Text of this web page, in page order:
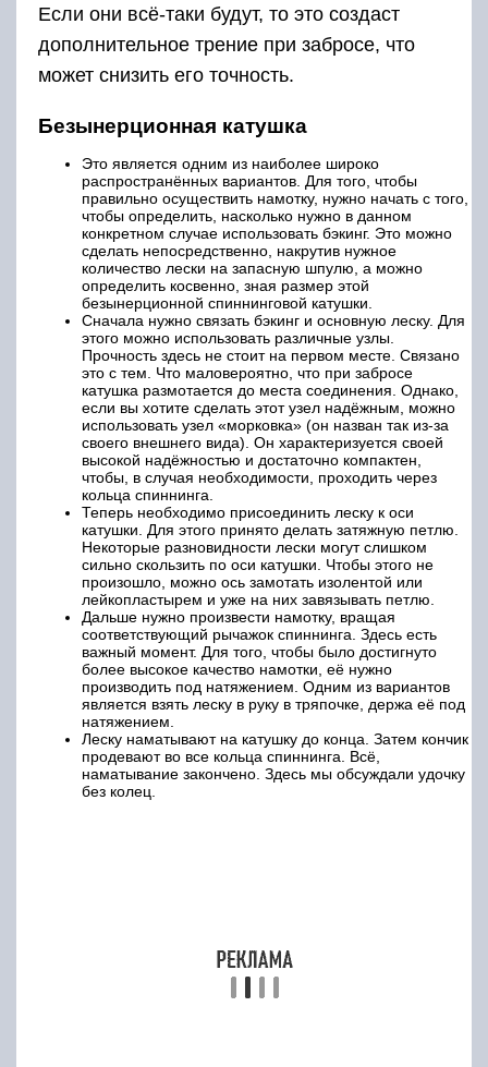
является взять леску в руку в тряпочке, держа её под
натяжением.
Леску наматывают на катушку до конца. Затем кончик
продевают во все кольца спиннинга. Всё,
https://youtube.com/watch?v=HhT4_ULBj8w
Мультипликаторная катушка
Для этого типа спиннинговых катушек процесс
наматывания лески почти полностью
аналогичен. Различие состоит в том, что
обычно на оси катушки имеется перфорация, в
которую можно продеть леску и надёжно
завязать её. Таким образом, проблемы с
проскальзыванием лески при использовании
такой катушки практически исключены.
определённая разновидность безынерционной
катушки. Её отличие от обычного варианта